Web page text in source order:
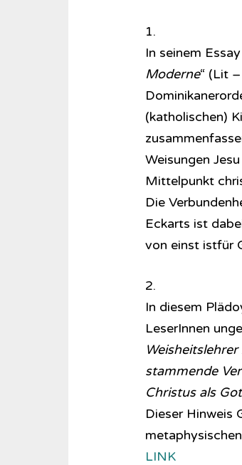
1.
In seinem
Moderne“ (Lit
(katholischen)
Weisungen
Mittelpunkt
Die
Eckarts ist
von einst istfür
2.
In diesem
LeserInnen
stammende
Christus als
Dieser Hinweis
LINK